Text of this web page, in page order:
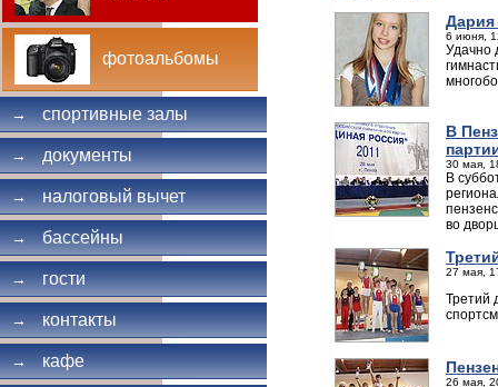
фотоальбомы
→ спортивные залы
→ документы
→ налоговый вычет
→ бассейны
→ гости
→ контакты
→ кафе
6 июня,
Удачно
В
30 мая,
В
во
27 мая,
Третий
26 мая,